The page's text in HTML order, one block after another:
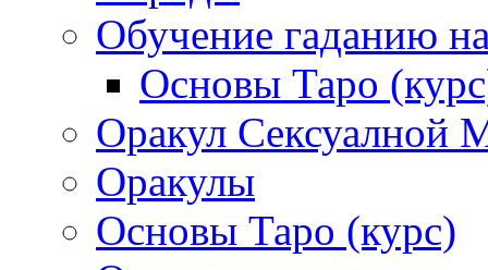
Обучение гаданию
Основы Таро
Оракул Сексуалной
Оракулы
Основы Таро (курс)